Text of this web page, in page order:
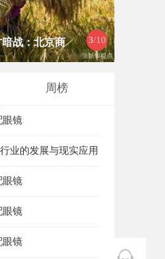
3/10
战：北京商
周榜
眼镜
业的发展与现实应用
眼镜
眼镜
眼镜